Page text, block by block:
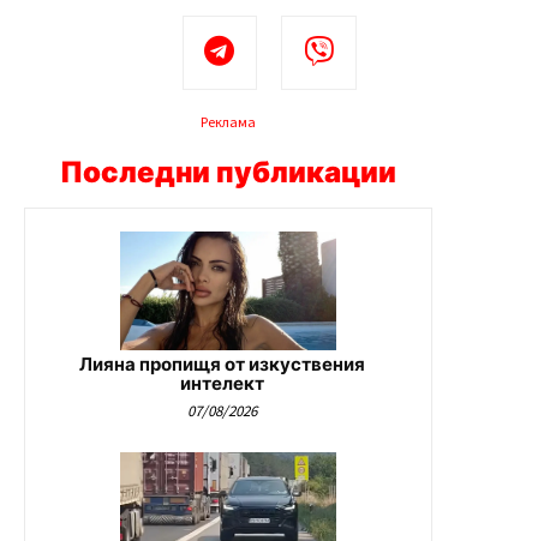
Реклама
Последни публикации
Лияна пропищя от изкуствения
интелект
07/08/2026